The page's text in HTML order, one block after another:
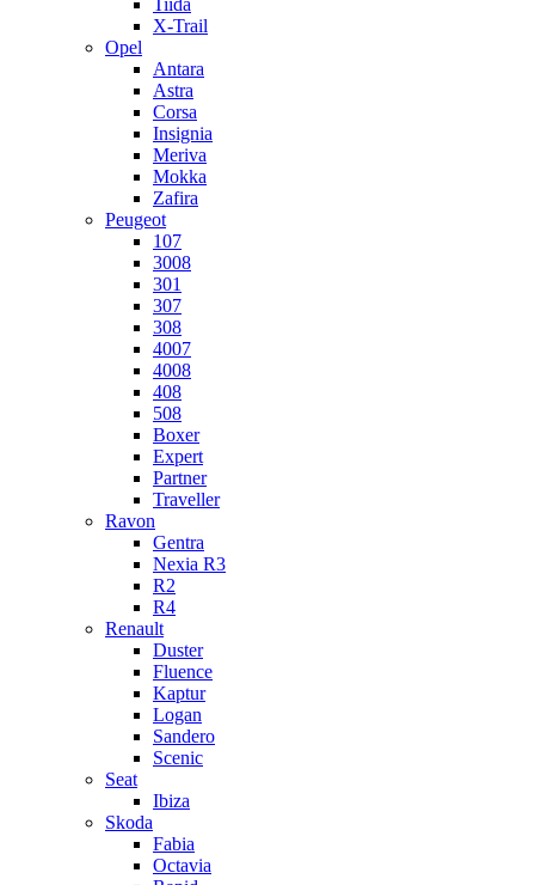
Tiida
X-Trail
Opel
Antara
Astra
Corsa
Insignia
Meriva
Mokka
Zafira
Peugeot
107
3008
301
307
308
4007
4008
408
508
Boxer
Expert
Partner
Traveller
Ravon
Gentra
Nexia R3
R2
R4
Renault
Duster
Fluence
Kaptur
Logan
Sandero
Scenic
Seat
Ibiza
Skoda
Fabia
Octavia